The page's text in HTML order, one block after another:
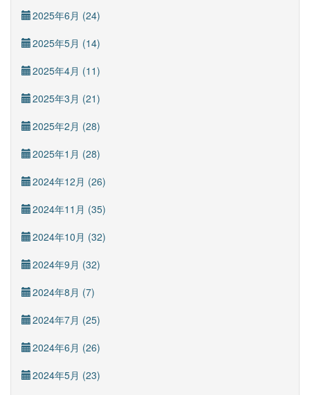
2025年6月 (24)
2025年5月 (14)
2025年4月 (11)
2025年3月 (21)
2025年2月 (28)
2025年1月 (28)
2024年12月 (26)
2024年11月 (35)
2024年10月 (32)
2024年9月 (32)
2024年8月 (7)
2024年7月 (25)
2024年6月 (26)
2024年5月 (23)